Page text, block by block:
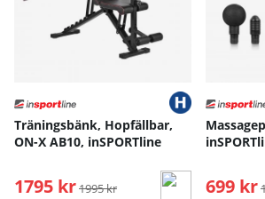
Träningsbänk, Hopfällbar,
ON-X AB10, inSPORTline
1795 kr Ordinarie pris:
1995 kr
699 kr